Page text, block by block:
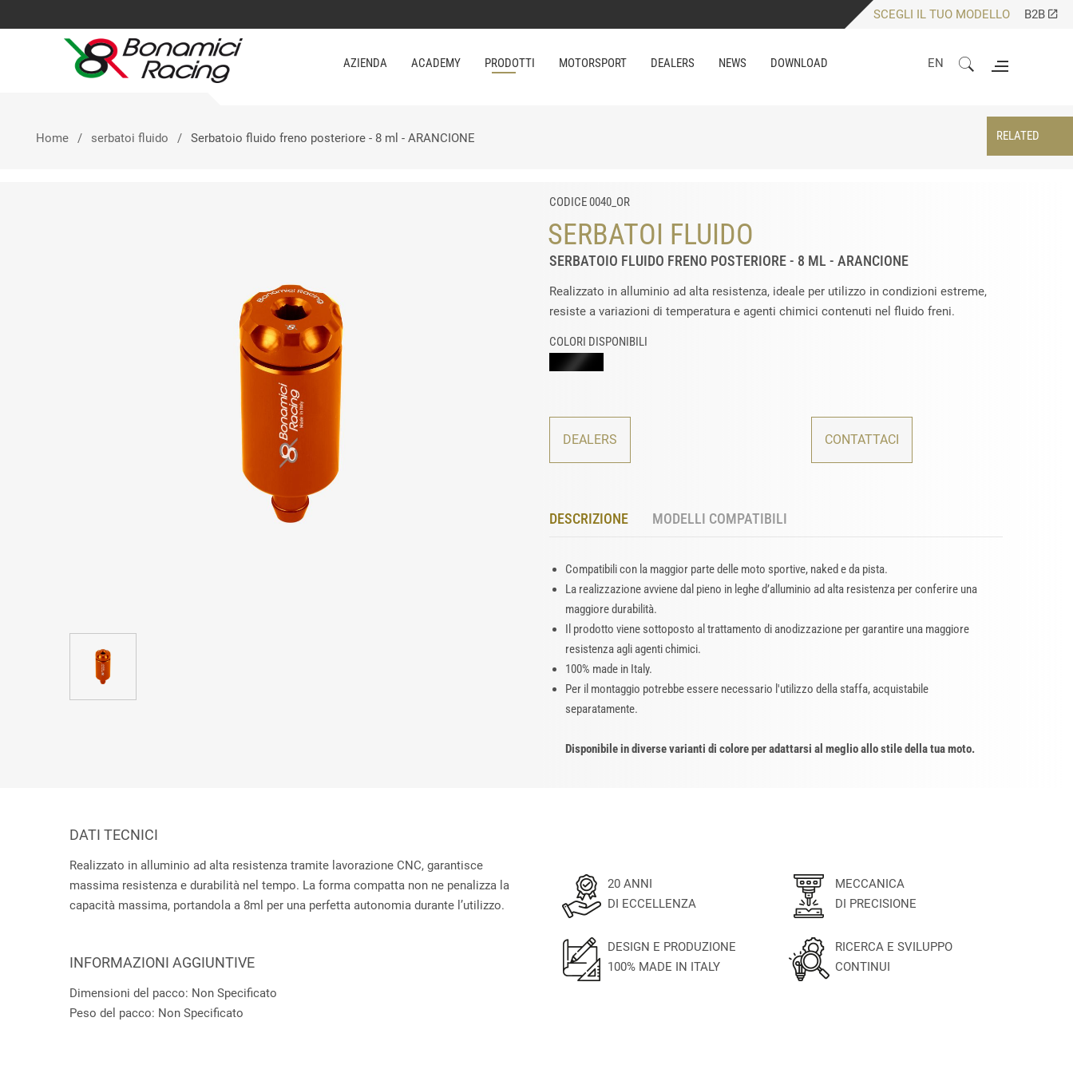
SCEGLI IL TUO MODELLO B2B
AZIENDA ACADEMY PRODOTTI MOTORSPORT DEALERS NEWS DOWNLOAD EN
RELATED
Home serbatoi fluido Serbatoio fluido freno posteriore - 8 ml - ARANCIONE
CODICE 0040_OR
SERBATOI FLUIDO
SERBATOIO FLUIDO FRENO POSTERIORE - 8 ML - ARANCIONE
Realizzato in alluminio ad alta resistenza, ideale per utilizzo in condizioni estreme,
resiste a variazioni di temperatura e agenti chimici contenuti nel fluido freni.
COLORI DISPONIBILI
DEALERS CONTATTACI
DESCRIZIONE MODELLI COMPATIBILI
Compatibili con la maggior parte delle moto sportive, naked e da pista.
La realizzazione avviene dal pieno in leghe d’alluminio ad alta resistenza per conferire una
maggiore durabilità.
Il prodotto viene sottoposto al trattamento di anodizzazione per garantire una maggiore
resistenza agli agenti chimici.
100% made in Italy.
Per il montaggio potrebbe essere necessario l'utilizzo della staffa, acquistabile
separatamente.
Disponibile in diverse varianti di colore per adattarsi al meglio allo stile della tua moto.
DATI TECNICI
Realizzato in alluminio ad alta resistenza tramite lavorazione CNC, garantisce
massima resistenza e durabilità nel tempo. La forma compatta non ne penalizza la
capacità massima, portandola a 8ml per una perfetta autonomia durante l’utilizzo.
INFORMAZIONI AGGIUNTIVE
Dimensioni del pacco: Non Specificato
Peso del pacco: Non Specificato
20 ANNI
DI ECCELLENZA
MECCANICA
DI PRECISIONE
DESIGN E PRODUZIONE
100% MADE IN ITALY
RICERCA E SVILUPPO
CONTINUI